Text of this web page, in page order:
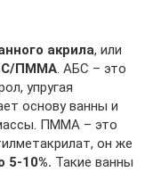
акрила, или
ПММА. АБС – это
упругая
основу ванны и
ПММА – это
он же
5-10%. Такие ванны